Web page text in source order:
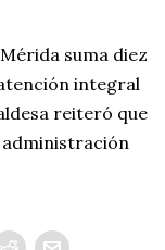
suma diez
integral
reiteró que